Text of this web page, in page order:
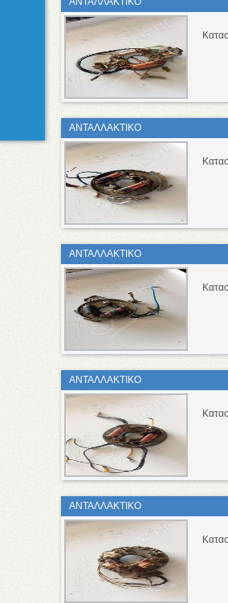
ΑΝΤΑΛΛΑΚΤΙΚΟ
ΑΝΤΑΛΛΑΚΤΙΚΟ
ΑΝΤΑΛΛΑΚΤΙΚΟ
ΑΝΤΑΛΛΑΚΤΙΚΟ